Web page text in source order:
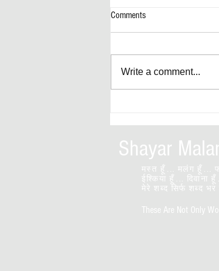
जाने कितने
Comments
Write a comment...
Shayar
मस्त हूँ ... मलंग हूँ ...
ईश्किया हूँ ... दिवाना
मेरे शब्द सिर्फ शब्द भर
These Are Not Only